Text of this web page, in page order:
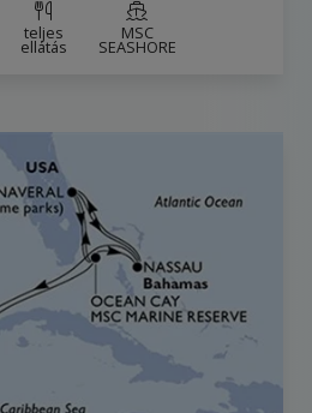
teljes
ellátás
MSC
SEASHORE